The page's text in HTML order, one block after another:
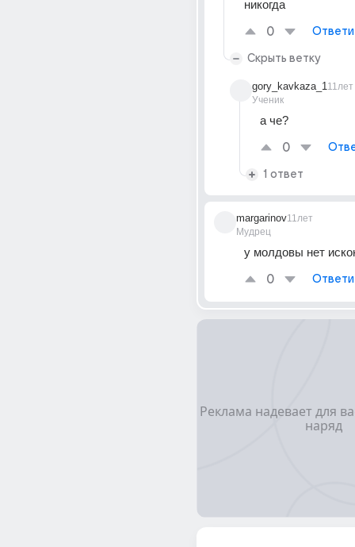
никогда
0
Скрыть ветку
gory_kavkaza_1
Ученик
11лет
а че?
0
1 ответ
margarinov
Мудрец
11лет
у молдовы нет
0